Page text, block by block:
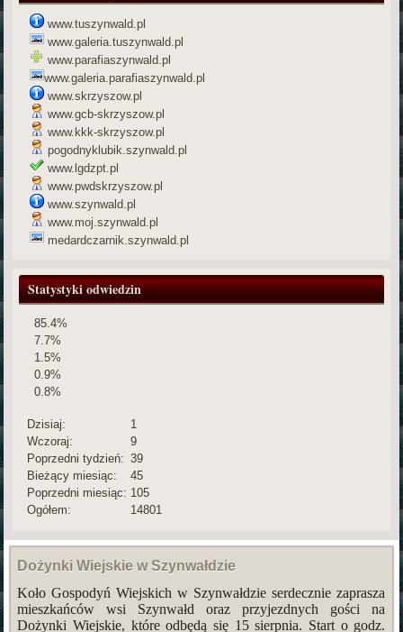
www.tuszynwald.pl
www.galeria.tuszynwald.pl
www.parafiaszynwald.pl
www.galeria.parafiaszynwald.pl
www.skrzyszow.pl
www.gcb-skrzyszow.pl
www.kkk-skrzyszow.pl
pogodnyklubik.szynwald.pl
www.lgdzpt.pl
www.pwdskrzyszow.pl
www.szynwald.pl
www.moj.szynwald.pl
medardczarnik.szynwald.pl
Statystyki odwiedzin
85.4%
7.7%
1.5%
0.9%
0.8%
Dzisiaj:
1
Wczoraj:
9
Poprzedni tydzień: 39
Bieżący miesiąc:
45
Poprzedni miesiąc: 105
Ogółem:
14801
Dożynki Wiejskie w Szynwałdzie
Koło Gospodyń Wiejskich w Szynwałdzie serdecznie zaprasza
mieszkańców wsi Szynwałd oraz przyjezdnych gości na
Dożynki Wiejskie, które odbędą się 15 sierpnia. Start o godz.